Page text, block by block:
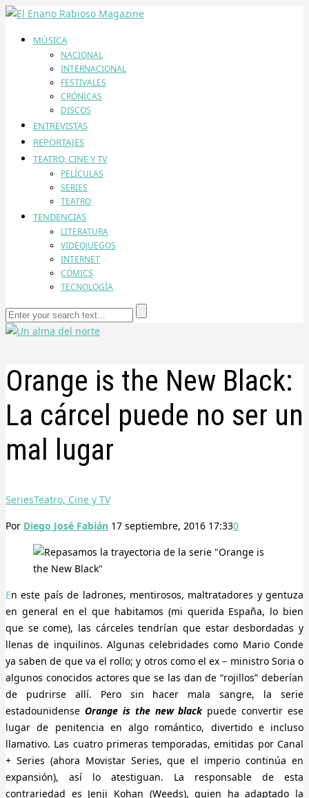
MÚSICA
NACIONAL
INTERNACIONAL
FESTIVALES
CRÓNICAS
DISCOS
ENTREVISTAS
REPORTAJES
TEATRO, CINE Y TV
PELÍCULAS
SERIES
TEATRO
TENDENCIAS
LITERATURA
VIDEOJUEGOS
INTERNET
CÓMICS
TECNOLOGÍA
Orange is the New Black:
La cárcel puede no ser un
mal lugar
SeriesTeatro, Cine y TV
Por Diego José Fabián 17 septiembre, 2016 17:330
En este país de ladrones, mentirosos, maltratadores y gentuza
en general en el que habitamos (mi querida España, lo bien
que se come), las cárceles tendrían que estar desbordadas y
llenas de inquilinos. Algunas celebridades como Mario Conde
ya saben de que va el rollo; y otros como el ex – ministro Soria o
algunos conocidos actores que se las dan de “rojillos” deberían
de pudrirse allí. Pero sin hacer mala sangre, la serie
estadounidense Orange is the new blackpuede convertir ese
lugar de penitencia en algo romántico, divertido e incluso
llamativo. Las cuatro primeras temporadas, emitidas por Canal
+ Series (ahora Movistar Series, que el imperio continúa en
expansión), así lo atestiguan. La responsable de esta
contrariedad es Jenji Kohan (Weeds), quien ha adaptado la